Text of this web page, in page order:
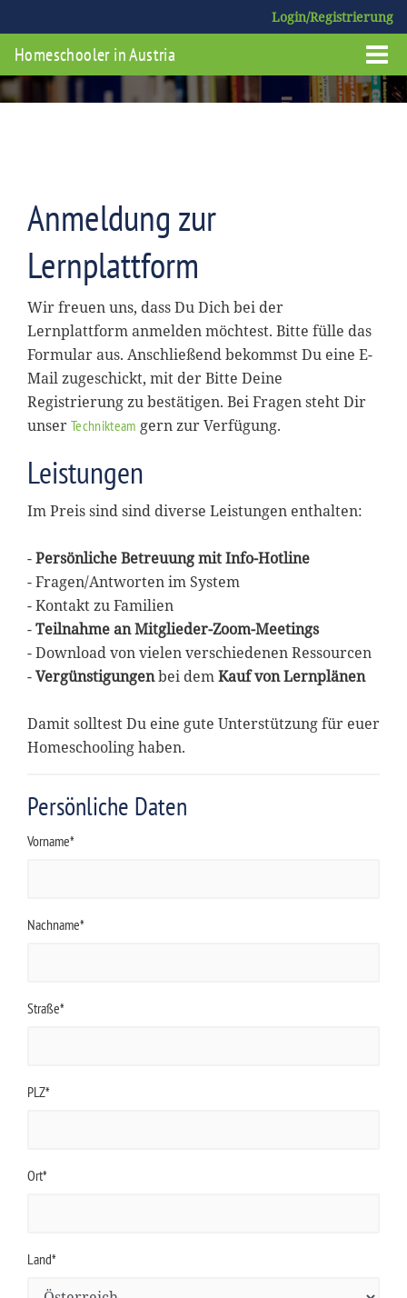
Login/Registrierung
Homeschooler in Austria
Anmeldung zur
Lernplattform
Wir freuen uns, dass Du Dich bei der
Lernplattform anmelden möchtest. Bitte fülle das
Formular aus. Anschließend bekommst Du eine E-
Mail zugeschickt, mit der Bitte Deine
Registrierung zu bestätigen. Bei Fragen steht Dir
unser Technikteam gern zur Verfügung.
Leistungen
Im Preis sind sind diverse Leistungen enthalten:
-Persönliche Betreuung mit Info-Hotline
- Fragen/Antworten im System
- Kontakt zu Familien
-Teilnahme an Mitglieder-Zoom-Meetings
- Download von vielen verschiedenen Ressourcen
-Vergünstigungenbei demKauf von Lernplänen
Damit solltest Du eine gute Unterstützung für euer
Homeschooling haben.
Persönliche Daten
Vorname*
Nachname*
Straße*
PLZ*
Ort*
Land*